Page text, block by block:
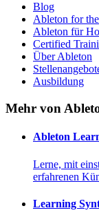
Blog
Ableton for
Ableton für
Certified
Über Ableton
Ausbildung
Mehr von
Ableton
Lerne, mit
erfahrenen
Learning